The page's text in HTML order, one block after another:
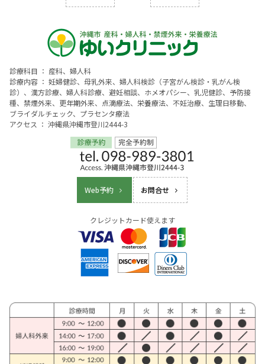
診療科目 ： 産科、婦人科
診療内容 ： 妊婦健診、母乳外来、婦人科検診（子宮がん検診・乳がん検
診）、漢方診療、婦人科診療、避妊相談、ホメオパシー、乳児健診、予防接
種、禁煙外来、更年期外来、点滴療法、栄養療法、不妊治療、生理日移動、
ブライダルチェック、プラセンタ療法
アクセス ： 沖縄県沖縄市登川2444-3
Web予約 お問合せ
クレジットカード使えます